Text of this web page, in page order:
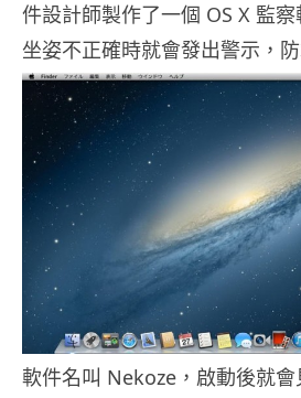
件設計師製作了一個 OS X 監
坐姿不正確時就會發出警示，
軟件名叫 Nekoze，啟動後就